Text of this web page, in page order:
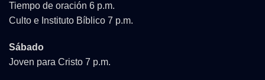
Tiempo de oración 6 p.m.
Culto e Instituto Bíblico 7 p.m.
Sábado
Joven para Cristo 7 p.m.